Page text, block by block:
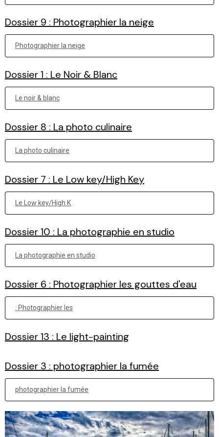
Dossier 9 : Photographier la neige
Photographier la neige
Dossier 1 : Le Noir & Blanc
Le noir & blanc
Dossier 8 : La photo culinaire
La photo culinaire
Dossier 7 : Le Low key/High Key
Le Low key/High K
Dossier 10 : La photographie en studio
La photographie en studio
Dossier 6 : Photographier les gouttes d'eau
: Photographier les
Dossier 13 : Le light-painting
Dossier 3 : photographier la fumée
photographier la fumée